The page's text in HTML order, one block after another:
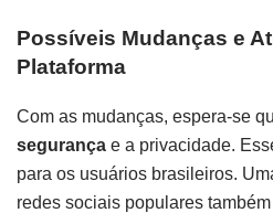
Possíveis Mudanças e
Plataforma
Com as mudanças, espera-se
segurança e a privacidade.
para os usuários brasileiros.
redes sociais populares